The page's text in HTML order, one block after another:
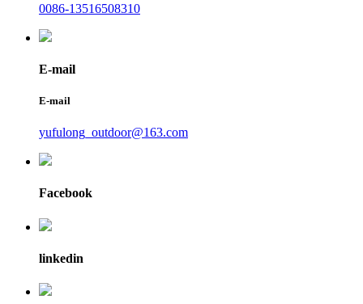
0086-13516508310
E-mail
E-mail
yufulong_outdoor@163.com
Facebook
linkedin